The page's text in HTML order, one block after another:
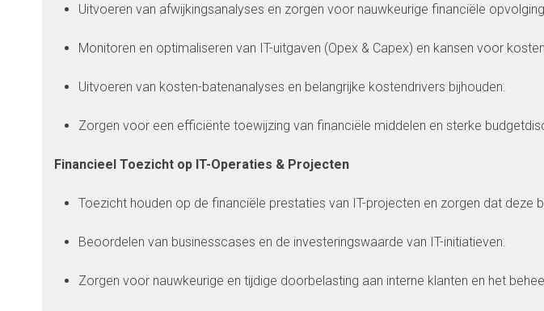
Uitvoeren van afwijkingsanalyses en zorgen voor nauwkeurige financiële
Monitoren en optimaliseren van IT-uitgaven (Opex & Capex) en kansen voor
Uitvoeren van kosten-batenanalyses en belangrijke kostendrivers bijhouden.
Zorgen voor een efficiënte toewijzing van financiële middelen en sterke
Financieel Toezicht op IT-Operaties & Projecten
Toezicht houden op de financiële prestaties van IT-projecten en zorgen dat deze
Beoordelen van businesscases en de investeringswaarde van IT-initiatieven.
Zorgen voor nauwkeurige en tijdige doorbelasting aan interne klanten en het